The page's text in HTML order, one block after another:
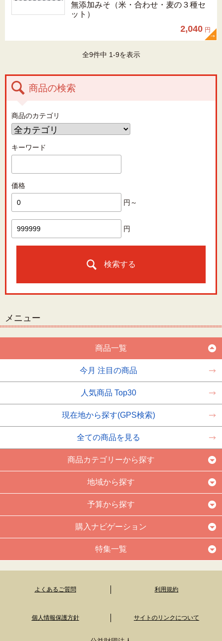
無添加みそ（米・合わせ・麦の３種セ
ット）
2,040 円
全9件中 1-9を表示
商品の検索
商品のカテゴリ
キーワード
価格
円～
円
検索する
メニュー
商品一覧
今月 注目の商品
人気商品 Top30
現在地から探す(GPS検索)
全ての商品を見る
商品カテゴリーから探す
地域から探す
予算から探す
購入ナビゲーション
特集一覧
よくあるご質問 利用規約
個人情報保護方針 サイトのリンクについて